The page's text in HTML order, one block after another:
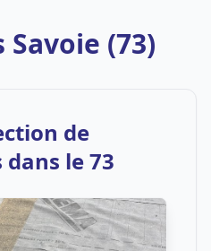
(73)
de
le 73